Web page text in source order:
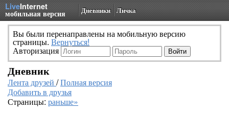
LiveInternet
мобильная версия Дневники Личка
Вы были перенаправлены на мобильную версию
страницы. Вернуться!
Авторизация
Дневник
Лента друзей /Полная версия
Добавить в друзья
Страницы: раньше»